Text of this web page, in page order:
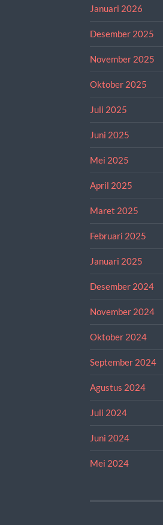
Januari 2026
Desember 2025
November 2025
Oktober 2025
Juli 2025
Juni 2025
Mei 2025
April 2025
Maret 2025
Februari 2025
Januari 2025
Desember 2024
November 2024
Oktober 2024
September 2024
Agustus 2024
Juli 2024
Juni 2024
Mei 2024